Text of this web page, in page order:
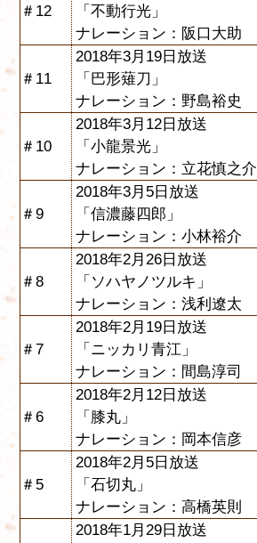
＃12
「不動行光」
ナレーション：阪口大助
＃11
2018年3月19日放送
「巴形薙刀」
ナレーション：野島裕史
＃10
2018年3月12日放送
「小龍景光」
ナレーション：立花慎之介
＃9
2018年3月5日放送
「信濃藤四郎」
ナレーション：小林裕介
＃8
2018年2月26日放送
「ソハヤノツルキ」
ナレーション：浅利遼太
＃7
2018年2月19日放送
「ニッカリ青江」
ナレーション：間島淳司
＃6
2018年2月12日放送
「膝丸」
ナレーション：岡本信彦
＃5
2018年2月5日放送
「石切丸」
ナレーション：高橋英則
2018年1月29日放送